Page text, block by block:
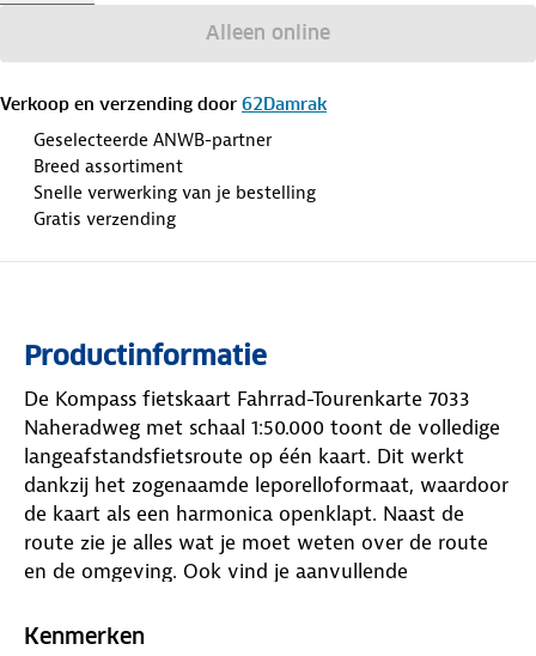
Alleen online
Verkoop en verzending door 62Damrak
Geselecteerde ANWB-partner
Breed assortiment
Snelle verwerking van je bestelling
Gratis verzending
Productinformatie
De Kompass fietskaart Fahrrad-Tourenkarte 7033
Naheradweg met schaal 1:50.000 toont de volledige
langeafstandsfietsroute op één kaart. Dit werkt
dankzij het zogenaamde leporelloformaat, waardoor
de kaart als een harmonica openklapt. Naast de
route zie je alles wat je moet weten over de route
en de omgeving. Ook vind je aanvullende
een hoogteprofiel en hoogtepunten langs de route.
Kenmerken